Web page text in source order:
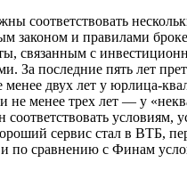
соответствовать
законом и правилами
связанным с
За последние пять лет
менее двух лет у юрлица-
не менее трех лет — у
соответствовать условиям,
сервис стал в ВТБ,
и по сравнению с Финам